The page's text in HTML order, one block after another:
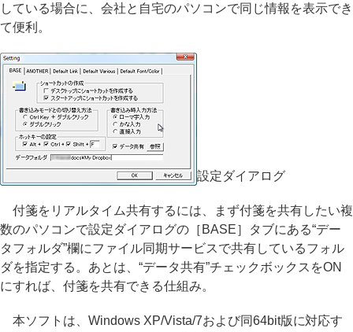
している場合に、会社と自宅のパソコンで同じ情報を表示でき
て便利。
設定ダイアログ
付箋をリアルタイム共有するには、まず付箋を共有したい複
数のパソコンで設定ダイアログの［BASE］タブにある“デー
タフォルダ”欄にファイル同期サービスで共有しているフォル
ダを指定する。あとは、“データ共有”チェックボックスをON
にすれば、付箋を共有できる仕組み。
本ソフトは、Windows XP/Vista/7および同64bit版に対応す